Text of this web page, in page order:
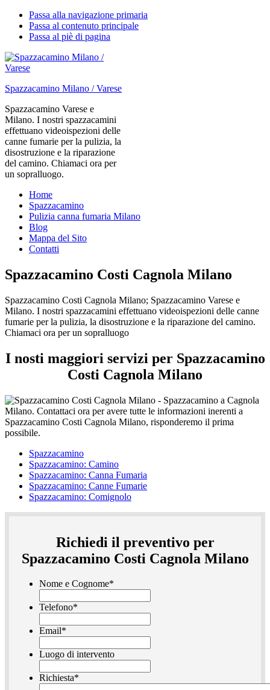
Passa alla navigazione primaria
Passa al contenuto principale
Passa al piè di pagina
Spazzacamino Milano / Varese
Spazzacamino Varese e
Milano. I nostri spazzacamini
effettuano videoispezioni delle
canne fumarie per la pulizia, la
disostruzione e la riparazione
del camino. Chiamaci ora per
un sopralluogo.
Home
Spazzacamino
Pulizia canna fumaria Milano
Blog
Mappa del Sito
Contatti
Spazzacamino Costi Cagnola Milano
Spazzacamino Costi Cagnola Milano; Spazzacamino Varese e
Milano. I nostri spazzacamini effettuano videoispezioni delle canne
fumarie per la pulizia, la disostruzione e la riparazione del camino.
Chiamaci ora per un sopralluogo
I nosti maggiori servizi per Spazzacamino
Costi Cagnola Milano
Spazzacamino
Spazzacamino: Camino
Spazzacamino: Canna Fumaria
Spazzacamino: Canne Fumarie
Spazzacamino: Comignolo
Richiedi il preventivo per
Spazzacamino Costi Cagnola Milano
Nome e Cognome*
Telefono*
Email*
Luogo di intervento
Richiesta*